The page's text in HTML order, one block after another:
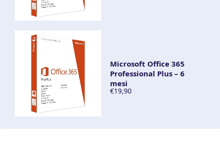
Microsoft Office 365
Professional Plus – 6
mesi
€19,90